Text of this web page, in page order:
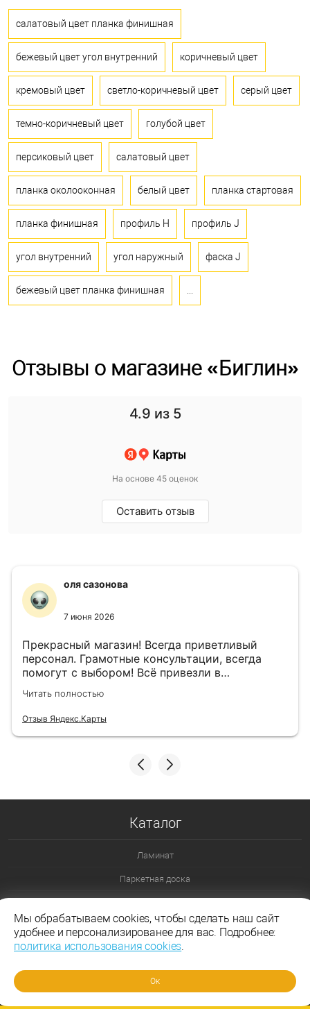
салатовый цвет планка финишная
бежевый цвет угол внутренний коричневый цвет
кремовый цвет светло-коричневый цвет серый цвет
темно-коричневый цвет голубой цвет
персиковый цвет салатовый цвет
планка околооконная белый цвет планка стартовая
планка финишная профиль H профиль J
угол внутренний угол наружный фаска J
бежевый цвет планка финишная
Отзывы о магазине «Биглин»
4.9 из 5
На основе 45 оценок
Оставить отзыв
оля сазонова
7 июня 2026
Прекрасный магазин! Всегда приветливый
персонал. Грамотные консультации, всегда
помогут с выбором! Всё привезли в
назначенный день!
Читать полностью
Отзыв Яндекс.Карты
Каталог
Ламинат
Паркетная доска
Ламинат 33 класс
Ламинат Эггер
Ламинат Таркетт
Мы обрабатываем cookies, чтобы сделать наш сайт
удобнее и персонализированее для вас. Подробнее:
политика использования cookies.
Ок